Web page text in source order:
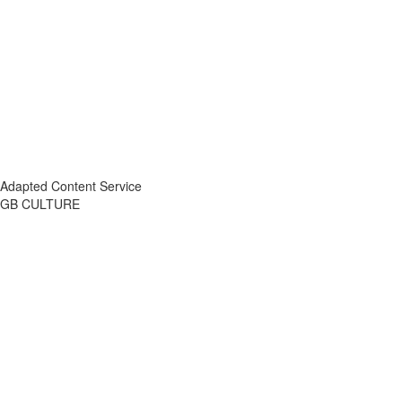
Adapted Content Service
GB CULTURE